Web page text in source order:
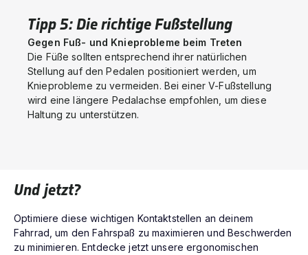
Tipp 5: Die richtige Fußstellung
Gegen Fuß- und Knieprobleme beim Treten
Die Füße sollten entsprechend ihrer natürlichen
Stellung auf den Pedalen positioniert werden, um
Knieprobleme zu vermeiden. Bei einer V-Fußstellung
wird eine längere Pedalachse empfohlen, um diese
Haltung zu unterstützen.
Und jetzt?
Optimiere diese wichtigen Kontaktstellen an deinem
Fahrrad, um den Fahrspaß zu maximieren und Beschwerden
zu minimieren. Entdecke jetzt unsere ergonomischen